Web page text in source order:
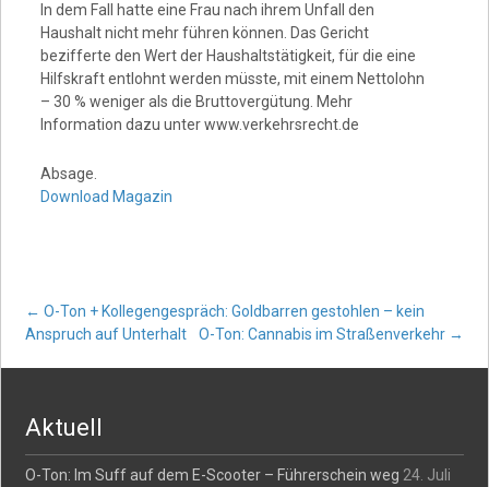
In dem Fall hatte eine Frau nach ihrem Unfall den
Haushalt nicht mehr führen können. Das Gericht
bezifferte den Wert der Haushaltstätigkeit, für die eine
Hilfskraft entlohnt werden müsste, mit einem Nettolohn
– 30 % weniger als die Bruttovergütung. Mehr
Information dazu unter www.verkehrsrecht.de
Absage.
Download Magazin
Post
← O-Ton + Kollegengespräch: Goldbarren gestohlen – kein
Anspruch auf Unterhalt
O-Ton: Cannabis im Straßenverkehr →
Aktuell
O-Ton: Im Suff auf dem E-Scooter – Führerschein weg 24. Juli